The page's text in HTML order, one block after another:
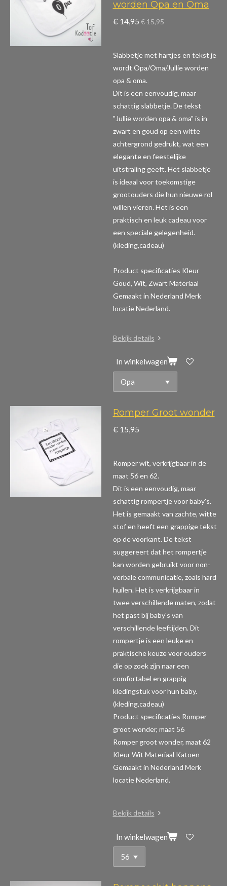
worden Opa en Oma
€ 14,95 € 15,95
Slabbetje met hartjes en tekst je
wordt Opa/Oma/Jullie worden
opa & oma.
Dit is een eenvoudig, maar
schattig slabbetje. De tekst
"Jullie worden opa & oma" is in
zwart en goud op een witte
achtergrond gedrukt, wat een
elegante en feestelijke
uitstraling geeft. Het slabbetje
is ideaal voor toekomstige
grootouders die hun nieuwe rol
willen vieren. Het is een
praktisch en leuk cadeau voor
een speciale gelegenheid.
(kleding,cadeau)
Product specificaties Kleur
Goud, Wit, Zwart Materiaal
Gemaakt in Nederland Merk
locatie Nederland.
Bekijk details
In winkelwagen
Romper Groot wonder
€ 15,95
Romper wit, verkrijgbaar in de
maat 56 en 62.
Dit is een eenvoudig, maar
schattig rompertje voor baby's.
Het is gemaakt van zachte, witte
stof en heeft een grappige tekst
op de voorkant. De tekst
suggereert dat het rompertje
kan worden gebruikt voor non-
verbale communicatie, zoals hard
huilen. Het is verkrijgbaar in
twee verschillende maten, zodat
het past bij baby's van
verschillende leeftijden. Dit
rompertje is een leuke en
praktische keuze voor ouders
die op zoek zijn naar een
comfortabel en grappig
kledingstuk voor hun baby.
(kleding,cadeau)
Product specificaties Romper
groot wonder, maat 56
Romper groot wonder, maat 62
Kleur Wit Materiaal Katoen
Gemaakt in Nederland Merk
locatie Nederland.
Bekijk details
In winkelwagen